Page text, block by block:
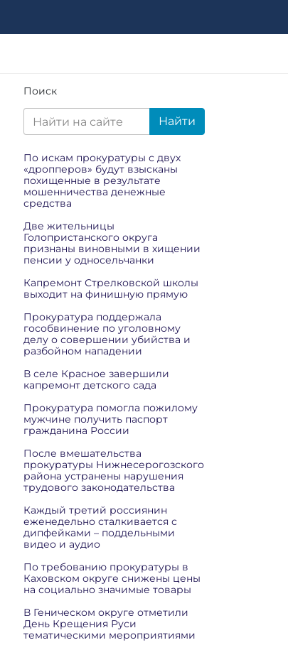
Поиск
Найти
По искам прокуратуры с двух
«дропперов» будут взысканы
похищенные в результате
мошенничества денежные
средства
Две жительницы
Голопристанского округа
признаны виновными в хищении
пенсии у односельчанки
Капремонт Стрелковской школы
выходит на финишную прямую
Прокуратура поддержала
гособвинение по уголовному
делу о совершении убийства и
разбойном нападении
В селе Красное завершили
капремонт детского сада
Прокуратура помогла пожилому
мужчине получить паспорт
гражданина России
После вмешательства
прокуратуры Нижнесерогозского
района устранены нарушения
трудового законодательства
Каждый третий россиянин
еженедельно сталкивается с
дипфейками – поддельными
видео и аудио
По требованию прокуратуры в
Каховском округе снижены цены
на социально значимые товары
В Геническом округе отметили
День Крещения Руси
тематическими мероприятиями